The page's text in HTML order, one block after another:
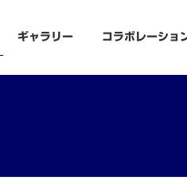
ギャラリー コラボレーショ